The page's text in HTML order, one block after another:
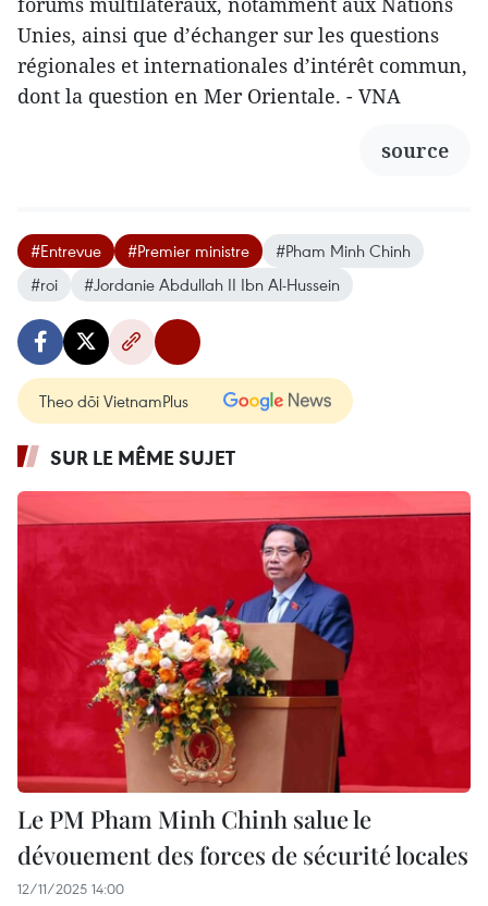
Unies, ainsi que d’échanger sur les questions
régionales et internationales d’intérêt commun,
dont la question en Mer Orientale. - VNA
source
#Entrevue #Premier ministre
#Pham Minh Chinh
#roi
#Jordanie Abdullah II Ibn Al-Hussein
Theo dõi VietnamPlus
SUR LE MÊME SUJET
Le PM Pham Minh Chinh salue le
dévouement des forces de sécurité locales
12/11/2025 14:00